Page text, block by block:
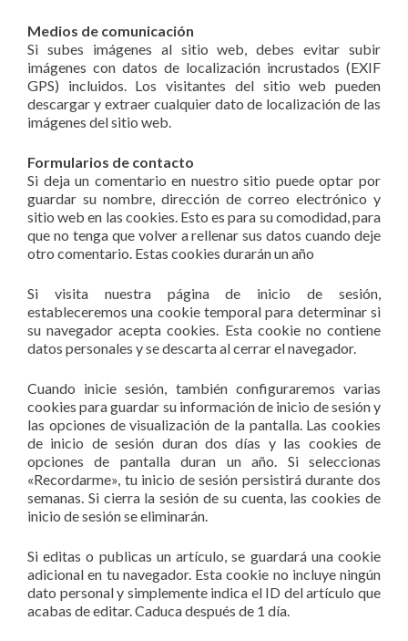
Medios de comunicación
Si subes imágenes al sitio web, debes evitar subir
imágenes con datos de localización incrustados (EXIF
GPS) incluidos. Los visitantes del sitio web pueden
descargar y extraer cualquier dato de localización de las
imágenes del sitio web.
Formularios de contacto
Si deja un comentario en nuestro sitio puede optar por
guardar su nombre, dirección de correo electrónico y
sitio web en las cookies. Esto es para su comodidad, para
que no tenga que volver a rellenar sus datos cuando deje
otro comentario. Estas cookies durarán un año
Si visita nuestra página de inicio de sesión,
estableceremos una cookie temporal para determinar si
su navegador acepta cookies. Esta cookie no contiene
datos personales y se descarta al cerrar el navegador.
Cuando inicie sesión, también configuraremos varias
cookies para guardar su información de inicio de sesión y
las opciones de visualización de la pantalla. Las cookies
de inicio de sesión duran dos días y las cookies de
opciones de pantalla duran un año. Si seleccionas
«Recordarme», tu inicio de sesión persistirá durante dos
semanas. Si cierra la sesión de su cuenta, las cookies de
inicio de sesión se eliminarán.
Si editas o publicas un artículo, se guardará una cookie
adicional en tu navegador. Esta cookie no incluye ningún
dato personal y simplemente indica el ID del artículo que
acabas de editar. Caduca después de 1 día.